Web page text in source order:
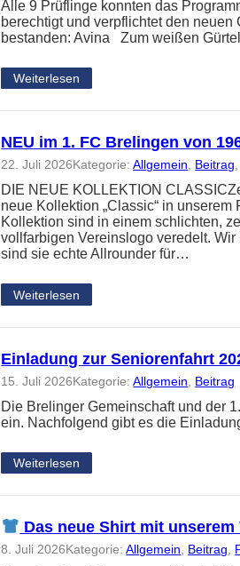
Alle 9 Prüflinge konnten das
berechtigt und verpflichtet den
bestanden: Avina Zum weißen
Weiterlesen
NEU im 1. FC Brelingen von
22. Juli 2026Kategorie:Allgemein, Beitrag,
DIE NEUE KOLLEKTION
neue Kollektion „Classic“ in
Kollektion sind in einem schlichten,
vollfarbigen Vereinslogo veredelt.
sind sie echte Allrounder für…
Weiterlesen
Einladung zur Seniorenfahrt
15. Juli 2026Kategorie:Allgemein Beitrag
Die Brelinger Gemeinschaft und der
ein. Nachfolgend gibt es die
Weiterlesen
Das neue Shirt mit
8. Juli 2026Kategorie:Allgemein Beitrag